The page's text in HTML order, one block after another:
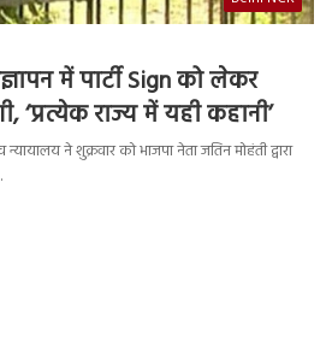
में पार्टी Sign को लेकर
‘प्रत्येक राज्य में यही कहानी’
ने शुक्रवार को भाजपा नेता जतिन मोहंती द्वारा